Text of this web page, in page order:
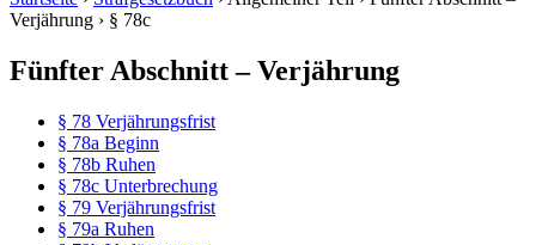
Verjährung › § 78c
Fünfter Abschnitt – Verjährung
§ 78 Verjährungsfrist
§ 78a Beginn
§ 78b Ruhen
§ 78c Unterbrechung
§ 79 Verjährungsfrist
§ 79a Ruhen